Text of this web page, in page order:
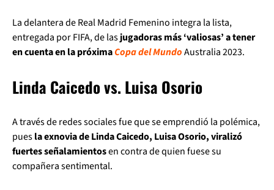
La delantera de Real Madrid Femenino integra la lista,
entregada por FIFA, de lasjugadoras más ‘valiosas’ a tener
en cuenta en la próximaCopa del MundoAustralia 2023.
Linda Caicedo vs. Luisa Osorio
A través de redes sociales fue que se emprendió la polémica,
puesla exnovia de Linda Caicedo, Luisa Osorio, viralizó
fuertes señalamientosen contra de quien fuese su
compañera sentimental.